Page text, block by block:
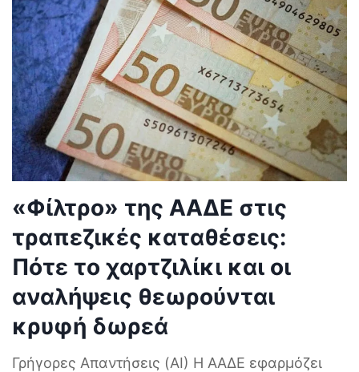
«Φίλτρο» της ΑΑΔΕ στις
τραπεζικές καταθέσεις:
Πότε το χαρτζιλίκι και οι
αναλήψεις θεωρούνται
κρυφή δωρεά
Γρήγορες Απαντήσεις (AI) Η ΑΑΔΕ εφαρμόζει